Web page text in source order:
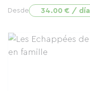
Desde 34.00 € / día